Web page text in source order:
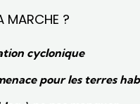
MARCHE ?
cyclonique
pour les terres